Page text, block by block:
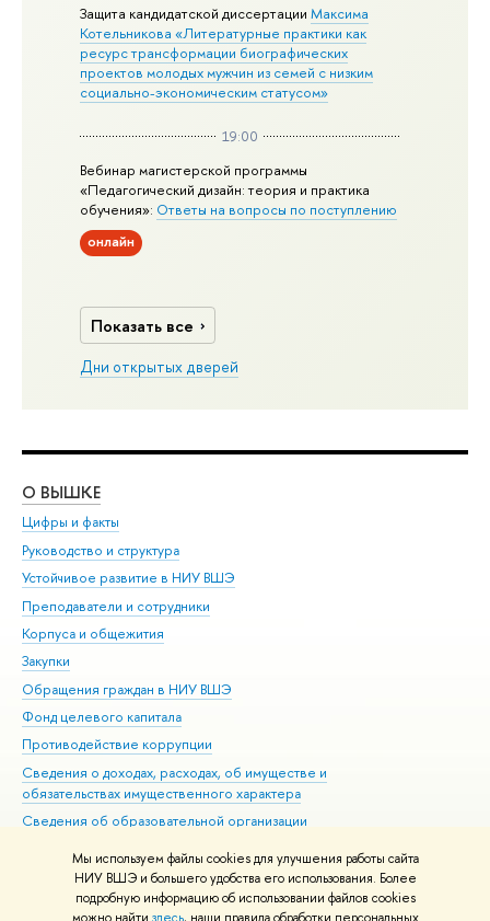
Мы используем файлы cookies для улучшения работы сайта
НИУ ВШЭ и большего удобства его использования. Более
подробную информацию об использовании файлов cookies
Защита кандидатской диссертацииМаксима
Котельникова «Литературные практики как
ресурс трансформации биографических
проектов молодых мужчин из семей с низким
социально-экономическим статусом»
19:00
Вебинар магистерской программы
«Педагогический дизайн: теория и практика
обучения»: Ответы на вопросы по поступлению
онлайн
Показать все
Дни открытых дверей
О ВЫШКЕ
Цифры и факты
Руководство и структура
Устойчивое развитие в НИУ ВШЭ
Преподаватели и сотрудники
Корпуса и общежития
Закупки
Обращения граждан в НИУ ВШЭ
Фонд целевого капитала
Противодействие коррупции
Сведения о доходах, расходах, об имуществе и
обязательствах имущественного характера
Сведения об образовательной организации
Людям с ограниченными возможностями здоровья
Единая платежная страница
Работа в Вышке